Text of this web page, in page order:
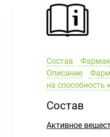
Состав
Описание
на
Состав
Активное